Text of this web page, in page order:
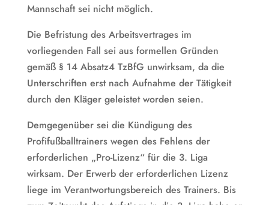
Mannschaft sei nicht möglich.
Die Befristung des Arbeitsvertrages im
vorliegenden Fall sei aus formellen Gründen
gemäß § 14 Absatz4 TzBfG unwirksam, da die
Unterschriften erst nach Aufnahme der Tätigkeit
durch den Kläger geleistet worden seien.
Demgegenüber sei die Kündigung des
Profifußballtrainers wegen des Fehlens der
erforderlichen „Pro-Lizenz“ für die 3. Liga
wirksam. Der Erwerb der erforderlichen Lizenz
liege im Verantwortungsbereich des Trainers. Bis